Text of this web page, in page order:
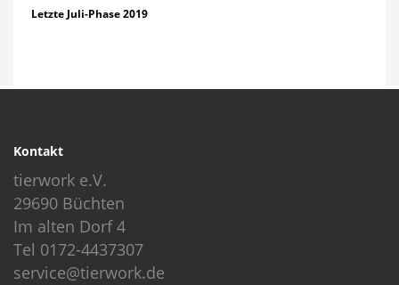
Letzte Juli-Phase 2019
Kontakt
tierwork e.V.
29690 Büchten
Im alten Dorf 4
Tel 0172-4437307
service@tierwork.de